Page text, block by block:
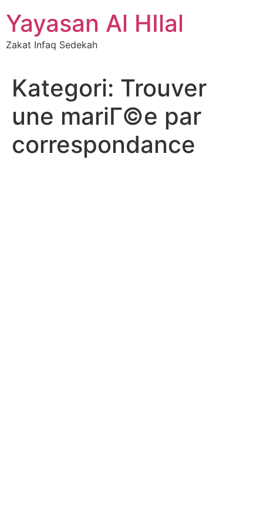
to
content
Yayasan Al HIlal
Zakat Infaq Sedekah
Kategori: Trouver
une mariГ©e par
correspondance